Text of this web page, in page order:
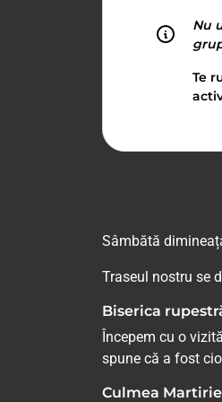
Nu
Te
Sâmbătă
Traseul nostru se
Biserica
Începem cu o
spune că a fost
Culmea